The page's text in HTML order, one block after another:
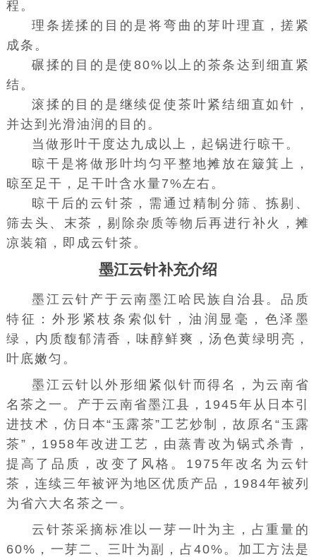
程。
理条搓揉的目的是将弯曲的芽叶理直，搓紧
成条。
碾揉的目的是使80%以上的茶条达到细直紧
结。
滚揉的目的是继续促使茶叶紧结细直如针，
并达到光滑油润的目的。
当做形叶干度达九成以上，起锅进行晾干。
晾干是将做形叶均匀平整地摊放在簸箕上，
晾至足干，足干叶含水量7%左右。
晾干后的云针茶，需通过精制分筛、拣剔、
筛去头、末茶，剔除杂质等物后再进行补火，摊
凉装箱，即成云针茶。
墨江云针补充介绍
墨江云针产于云南墨江哈民族自治县。品质
特征：外形紧枝条索似针，油润显毫，色泽墨
绿，内质馥郁清香，味醇鲜爽，汤色黄绿明亮，
叶底嫩匀。
墨江云针以外形细紧似针而得名，为云南省
名茶之一。产于云南省墨江县，1945年从日本引
进技术，仿日本“玉露茶”工艺炒制，故原名“玉露
茶”，1958年改进工艺，由蒸青改为锅式杀青，
提高了品质，改变了风格。1975年改名为云针
茶，连续三年被评为地区优质产品，1984年被列
为省六大名茶之一。
云针茶采摘标准以一芽一叶为主，占重量的
60%，一芽二、三叶为副，占40%。加工方法是